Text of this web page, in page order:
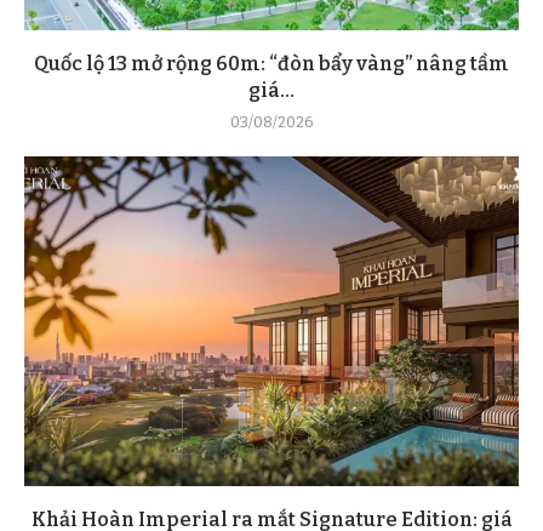
Quốc lộ 13 mở rộng 60m: “đòn bẩy vàng” nâng tầm
giá...
03/08/2026
Khải Hoàn Imperial ra mắt Signature Edition: giá